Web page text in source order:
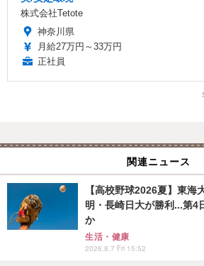
株式会社Tetote
神奈川県
月給27万円～33万円
正社員
関連ニュース
【高校野球2026夏】東海
明・長崎日大が勝利...第4
か
生活・健康
2026.8.7 Fri 15:52